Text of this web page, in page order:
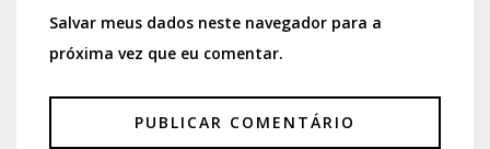
Salvar meus dados neste navegador para a
próxima vez que eu comentar.